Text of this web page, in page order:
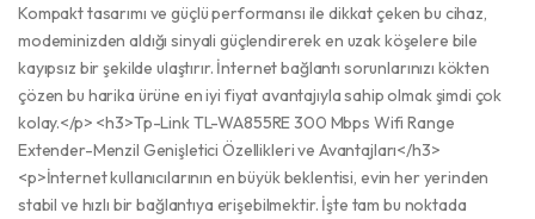
Kompakt tasarımı ve güçlü performansı ile dikkat çeken bu cihaz,
modeminizden aldığı sinyali güçlendirerek en uzak köşelere bile
kayıpsız bir şekilde ulaştırır. İnternet bağlantı sorunlarınızı kökten
çözen bu harika ürüne en iyi fiyat avantajıyla sahip olmak şimdi çok
kolay.</p> <h3>Tp-Link TL-WA855RE 300 Mbps Wifi Range
Extender-Menzil Genişletici Özellikleri ve Avantajları</h3>
<p>İnternet kullanıcılarının en büyük beklentisi, evin her yerinden
stabil ve hızlı bir bağlantıya erişebilmektir. İşte tam bu noktada